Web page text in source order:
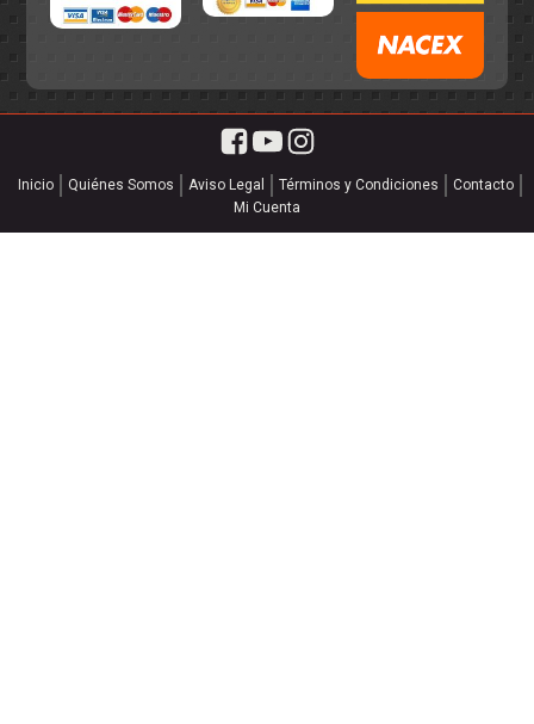
Inicio Quiénes Somos Aviso Legal Términos y Condiciones
Contacto
Mi Cuenta